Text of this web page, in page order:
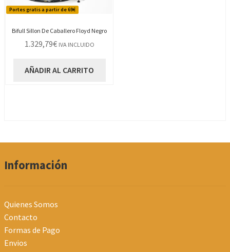
Portes gratis a partir de 69€
Bifull Sillon De Caballero Floyd Negro
1.329,79€ IVA INCLUIDO
AÑADIR AL CARRITO
Información
Quienes Somos
Contacto
Formas de Pago
Envios